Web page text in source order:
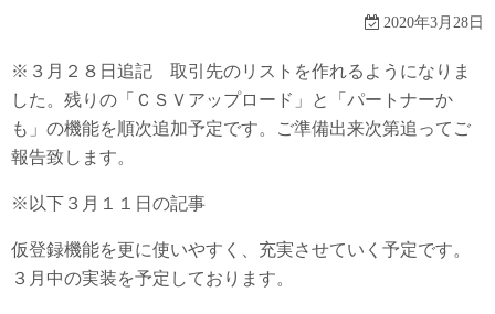
2020年3月28日
※３月２８日追記 取引先のリストを作れるようになりま
した。残りの「ＣＳＶアップロード」と「パートナーか
も」の機能を順次追加予定です。ご準備出来次第追ってご
報告致します。
※以下３月１１日の記事
仮登録機能を更に使いやすく、充実させていく予定です。
３月中の実装を予定しております。